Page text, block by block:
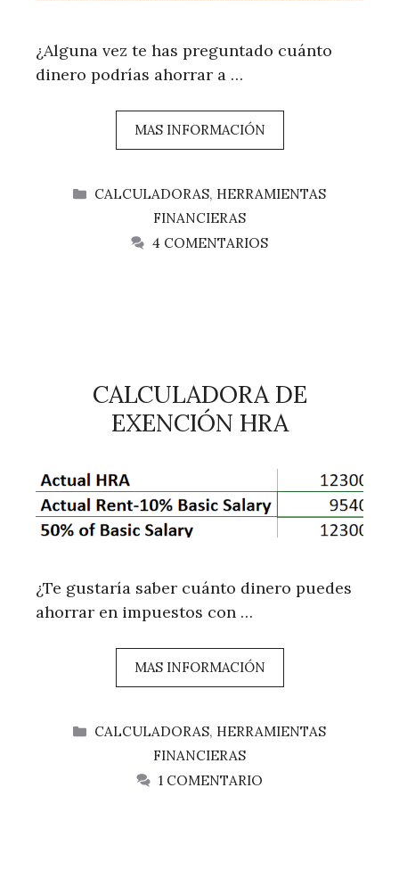
¿Alguna vez te has preguntado cuánto
dinero podrías ahorrar a …
MAS INFORMACIÓN
CATEGORÍAS
CALCULADORAS, HERRAMIENTAS
FINANCIERAS
4 COMENTARIOS
CALCULADORA DE
EXENCIÓN HRA
¿Te gustaría saber cuánto dinero puedes
ahorrar en impuestos con …
MAS INFORMACIÓN
CATEGORÍAS
CALCULADORAS, HERRAMIENTAS
FINANCIERAS
1 COMENTARIO